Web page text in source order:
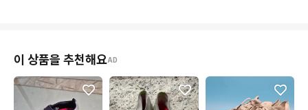
이 상품을 추천해요AD